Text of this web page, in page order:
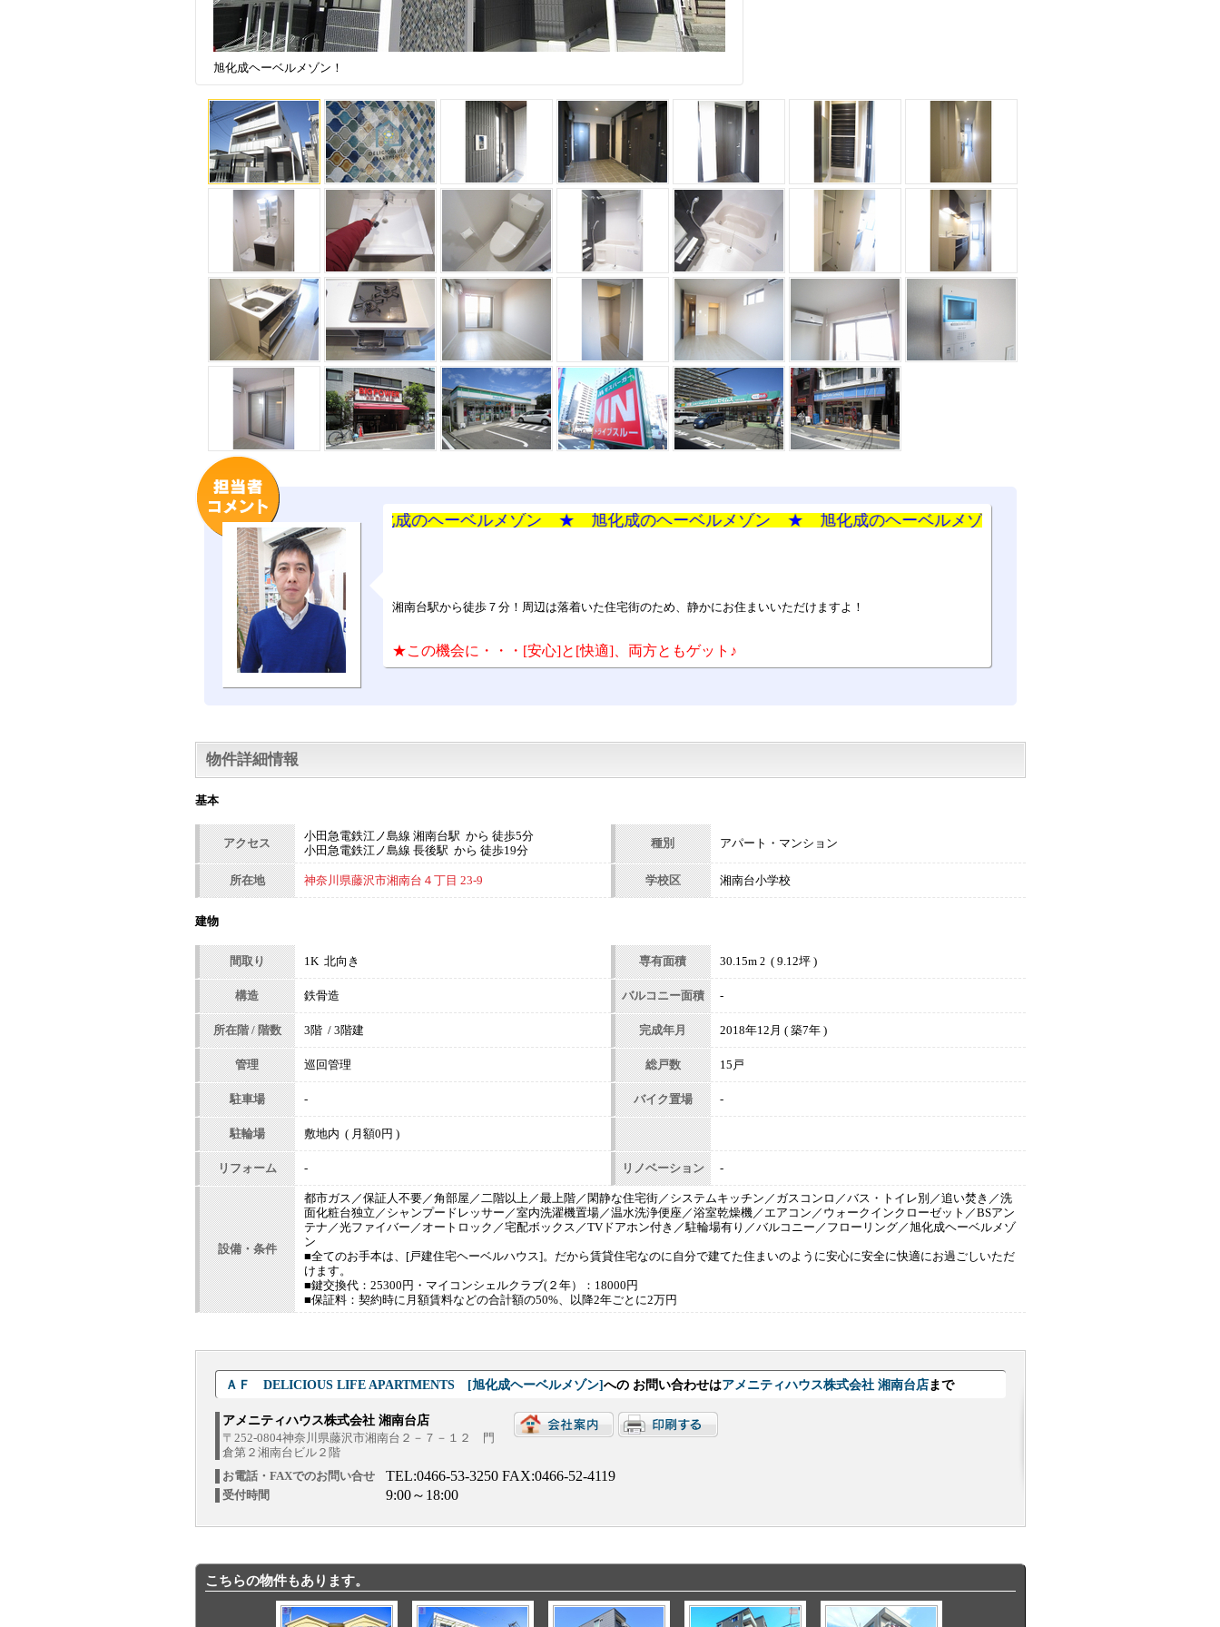
旭化成ヘーベルメゾン！
★ 旭化成のヘーベルメゾン ★ 旭化成のヘーベルメゾン ★ 旭化成のヘーベルメゾン ★
湘南台駅から徒歩７分！周辺は落着いた住宅街のため、静かにお住まいいただけますよ！
★この機会に・・・[安心]と[快適]、両方ともゲット♪
物件詳細情報
基本
アクセス
小田急電鉄江ノ島線 湘南台駅 から 徒歩5分
小田急電鉄江ノ島線 長後駅 から 徒歩19分
種別 アパート・マンション
所在地 神奈川県藤沢市湘南台４丁目 23-9 学校区 湘南台小学校
建物
間取り 1K 北向き 専有面積 30.15m 2( 9.12坪 )
構造 鉄骨造 バルコニー面積 -
所在階 / 階数 3階 / 3階建 完成年月 2018年12月 ( 築7年 )
管理 巡回管理 総戸数 15戸
駐車場 - バイク置場 -
駐輪場 敷地内 ( 月額0円 )
リフォーム - リノベーション -
設備・条件
都市ガス／保証人不要／角部屋／二階以上／最上階／閑静な住宅街／システムキッチン／ガスコンロ／バス・トイレ別／追い焚き／洗
面化粧台独立／シャンプードレッサー／室内洗濯機置場／温水洗浄便座／浴室乾燥機／エアコン／ウォークインクローゼット／BSアン
テナ／光ファイバー／オートロック／宅配ボックス／TVドアホン付き／駐輪場有り／バルコニー／フローリング／旭化成ヘーベルメゾ
ン
■全てのお手本は、[戸建住宅ヘーベルハウス]。だから賃貸住宅なのに自分で建てた住まいのように安心に安全に快適にお過ごしいただ
けます。
■鍵交換代：25300円・マイコンシェルクラブ(２年）：18000円
■保証料：契約時に月額賃料などの合計額の50%、以降2年ごとに2万円
ＡＦ DELICIOUS LIFE APARTMENTS [旭化成ヘーベルメゾン]への お問い合わせはアメニティハウス株式会社 湘南台店まで
アメニティハウス株式会社 湘南台店
〒252-0804神奈川県藤沢市湘南台２－７－１２ 門
倉第２湘南台ビル２階
お電話・FAXでのお問い合せ
TEL:0466-53-3250FAX:0466-52-4119
受付時間 9:00～18:00
こちらの物件もあります。